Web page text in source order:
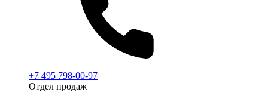
+7 495 798-00-97
Отдел продаж